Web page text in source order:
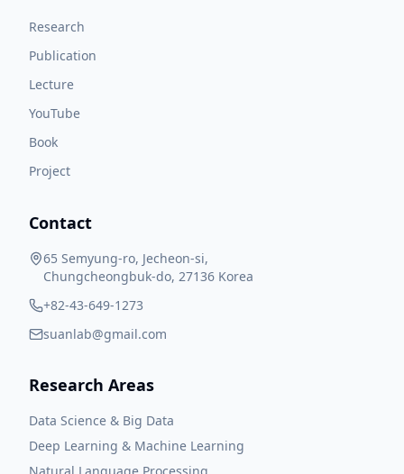
Research
Publication
Lecture
YouTube
Book
Project
Contact
65 Semyung-ro, Jecheon-si,
Chungcheongbuk-do, 27136 Korea
+82-43-649-1273
suanlab@gmail.com
Research Areas
Data Science & Big Data
Deep Learning & Machine Learning